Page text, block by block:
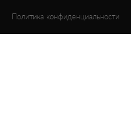
Политика конфиденциальности